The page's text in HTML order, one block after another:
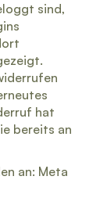
sind,
hat
bereits an
an: Meta